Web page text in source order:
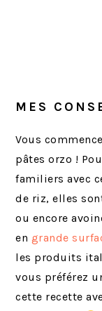
MES
Vous
pâtes orzo !
familiers avec
de riz, elles
ou encore
en grande
les produits
vous préférez
cette recette